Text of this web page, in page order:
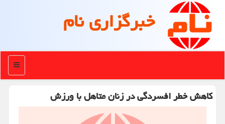
خبرگزاری نام
منو
کاهش خطر افسردگی در زنان متاهل با ورزش